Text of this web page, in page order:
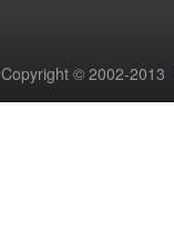
Copyright © 2002-2013